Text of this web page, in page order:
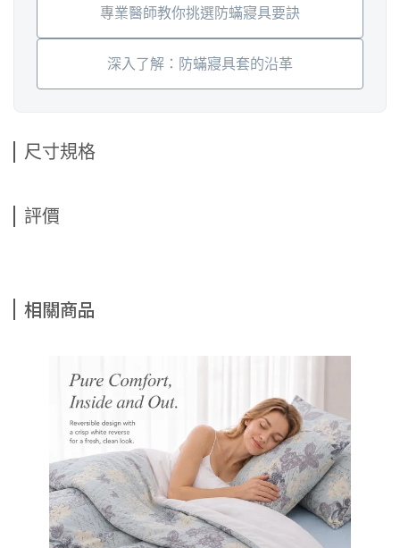
專業醫師教你挑選防蟎寢具要訣
深入了解：防蟎寢具套的沿革
尺寸規格
評價
相關商品